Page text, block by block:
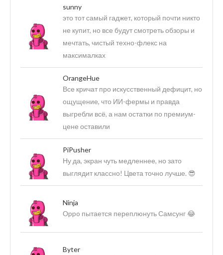
sunny
это тот самый гаджет, который почти никто
не купит, но все будут смотреть обзоры и
мечтать, чистый техно-флекс на
максималках
OrangeHue
Все кричат про искусственный дефицит, но
ощущение, что ИИ-фермы и правда
выгребли всё, а нам остатки по премиум-
цене оставили
PiPusher
Ну да, экран чуть медленнее, но зато
выглядит классно! Цвета точно лучше. 😎
Ninja
Оppo пытается переплюнуть Самсунг 😂
Byter